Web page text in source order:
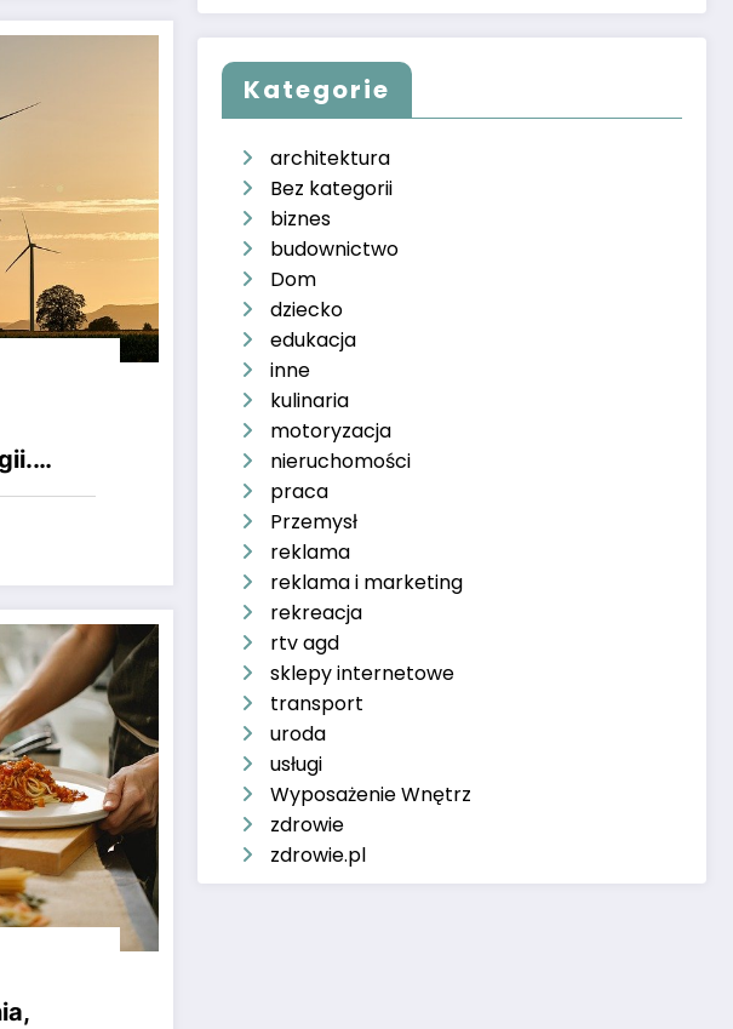
Kategorie
architektura
Bez kategorii
biznes
budownictwo
Dom
dziecko
edukacja
inne
kulinaria
motoryzacja
nieruchomości
praca
Przemysł
reklama
reklama i marketing
rekreacja
rtv agd
sklepy internetowe
transport
uroda
usługi
Wyposażenie Wnętrz
zdrowie
zdrowie.pl